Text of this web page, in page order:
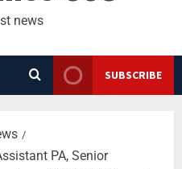
news
SUBSCRIBE
PA, Senior